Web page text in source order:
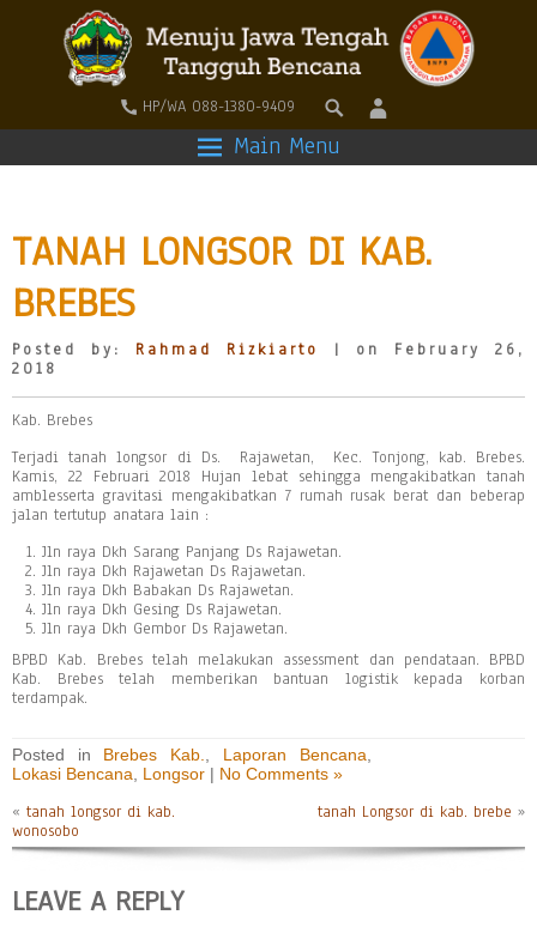
HP/WA 088-1380-9409
Main Menu
TANAH LONGSOR DI KAB.
BREBES
Posted by: Rahmad Rizkiarto
| on February 26,
2018
Kab. Brebes
Terjadi tanah longsor di Ds. Rajawetan, Kec. Tonjong, kab. Brebes.
Kamis, 22 Februari 2018 Hujan lebat sehingga mengakibatkan tanah
amblesserta gravitasi mengakibatkan 7 rumah rusak berat dan beberap
jalan tertutup anatara lain :
Jln raya Dkh Sarang Panjang Ds Rajawetan.
Jln raya Dkh Rajawetan Ds Rajawetan.
Jln raya Dkh Babakan Ds Rajawetan.
Jln raya Dkh Gesing Ds Rajawetan.
Jln raya Dkh Gembor Ds Rajawetan.
BPBD Kab. Brebes telah melakukan assessment dan pendataan. BPBD
Kab. Brebes telah memberikan bantuan logistik kepada korban
terdampak.
Posted in Brebes Kab. Laporan Bencana
Lokasi Bencana
Longsor | No Comments »
« tanah longsor di kab.
wonosobo
tanah Longsor di kab. brebe »
LEAVE A REPLY